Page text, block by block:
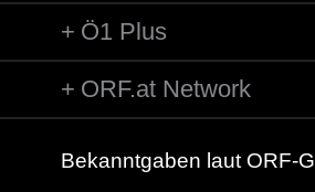
Ö1 Plus
ORF.at Network
Bekanntgaben laut ORF-G